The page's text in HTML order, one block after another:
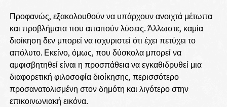
Προφανώς, εξακολουθούν να υπάρχουν ανοιχτά μέτωπα
και προβλήματα που απαιτούν λύσεις. Άλλωστε, καμία
διοίκηση δεν μπορεί να ισχυριστεί ότι έχει πετύχει το
απόλυτο. Εκείνο, όμως, που δύσκολα μπορεί να
αμφισβητηθεί είναι η προσπάθεια να εγκαθιδρυθεί μια
διαφορετική φιλοσοφία διοίκησης, περισσότερο
προσανατολισμένη στον δημότη και λιγότερο στην
επικοινωνιακή εικόνα.